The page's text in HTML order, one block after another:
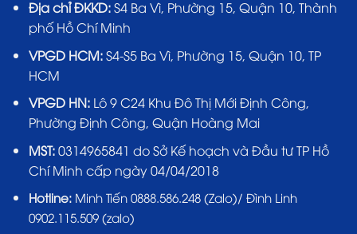
Địa chỉ ĐKKD:S4 Ba Vì, Phường 15, Quận 10, Thành
phố Hồ Chí Minh
VPGD HCM:S4-S5 Ba Vì, Phường 15, Quận 10, TP
HCM
VPGD HN:Lô 9 C24 Khu Đô Thị Mới Định Công,
Phường Định Công, Quận Hoàng Mai
MST:0314965841 do Sở Kế hoạch và Đầu tư TP Hồ
Chí Minh cấp ngày 04/04/2018
Hotline: Minh Tiến 0888.586.248 (Zalo)/ Đình Linh
0902.115.509 (zalo)